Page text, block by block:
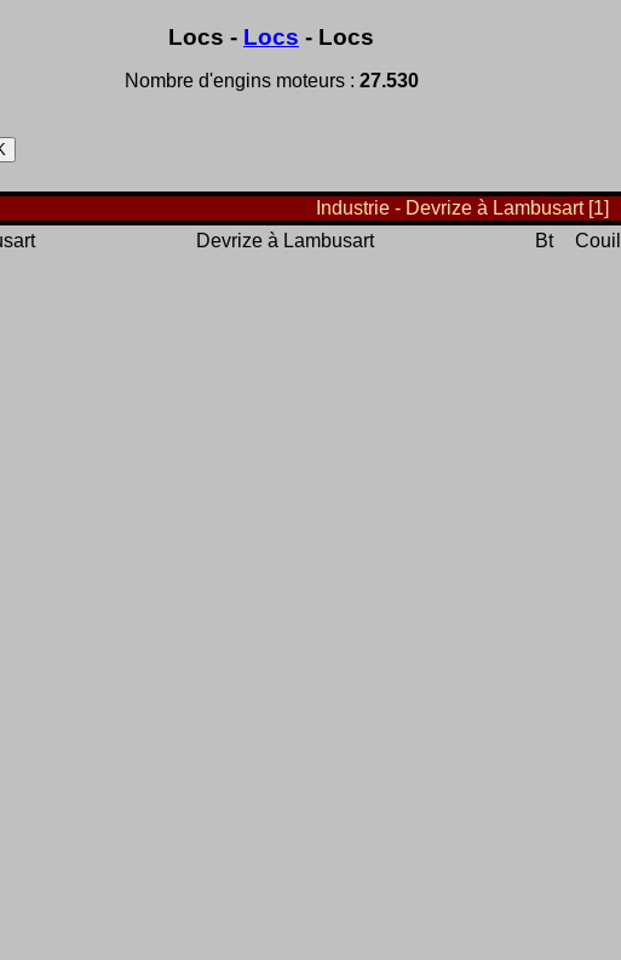
Locs - Locs - Locs
Nombre d'engins moteurs : 27.530
Industrie - Devrize à Lambusart [1]
Devrize à Lambusart Bt